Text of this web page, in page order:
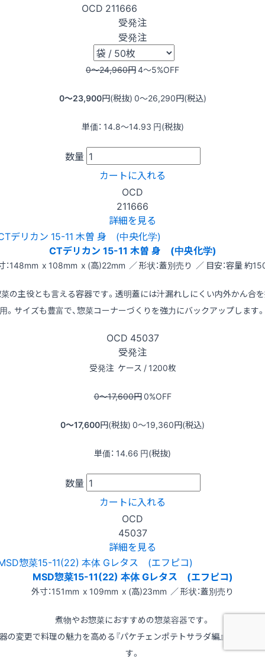
OCD 211666
受発注
受発注
0〜24,960円4〜5%OFF
0〜23,900円(税抜) 0〜26,290円(税込)
単価： 14.8〜14.93 円(税抜)
数量
カートに入れる
OCD
211666
詳細を見る
CTデリカン 15-11 木曽 身 (中央化学)
：148mm x 108mm x (高)22mm ／ 形状：蓋別売り ／ 目安：容量 約
の主役とも言える容器です。透明蓋には汁漏れしにくい内外かん合
用。サイズも豊富で、惣菜コーナーづくりを強力にバックアップします。
OCD 45037
受発注
受発注 ケース / 1200枚
0〜17,600円0%OFF
0〜17,600円(税抜) 0〜19,360円(税込)
単価： 14.66 円(税抜)
数量
カートに入れる
OCD
45037
詳細を見る
MSD惣菜15-11(22) 本体 Gレタス (エフピコ)
外寸：151mm x 109mm x (高)23mm ／ 形状：蓋別売り
煮物やお惣菜におすすめの惣菜容器です。
の変更で料理の魅力を高める『パケチェンポテトサラダ編』もご紹介
す。